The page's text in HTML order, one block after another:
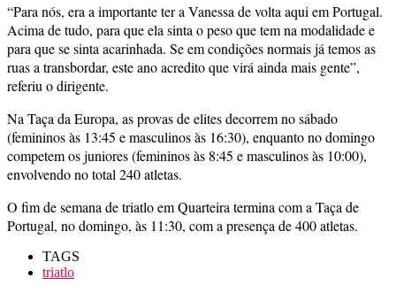
“Para nós, era a importante ter a Vanessa de volta aqui em Portugal.
Acima de tudo, para que ela sinta o peso que tem na modalidade e
para que se sinta acarinhada. Se em condições normais já temos as
ruas a transbordar, este ano acredito que virá ainda mais gente”,
referiu o dirigente.
Na Taça da Europa, as provas de elites decorrem no sábado
(femininos às 13:45 e masculinos às 16:30), enquanto no domingo
competem os juniores (femininos às 8:45 e masculinos às 10:00),
envolvendo no total 240 atletas.
O fim de semana de triatlo em Quarteira termina com a Taça de
Portugal, no domingo, às 11:30, com a presença de 400 atletas.
TAGS
triatlo